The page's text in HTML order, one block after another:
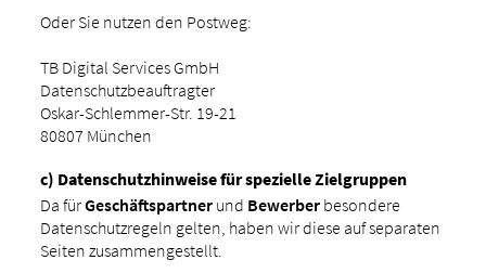
Oder Sie nutzen den Postweg:
TB Digital Services GmbH
Datenschutzbeauftragter
Oskar-Schlemmer-Str. 19-21
80807 München
c) Datenschutzhinweise für spezielle Zielgruppen
Da fürGeschäftspartnerund Bewerberbesondere
Datenschutzregeln gelten, haben wir diese auf separaten
Seiten zusammengestellt.